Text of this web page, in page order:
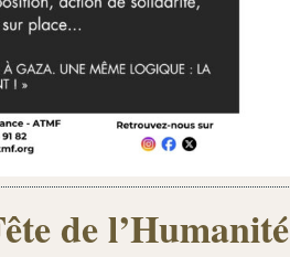
de l’Humanité